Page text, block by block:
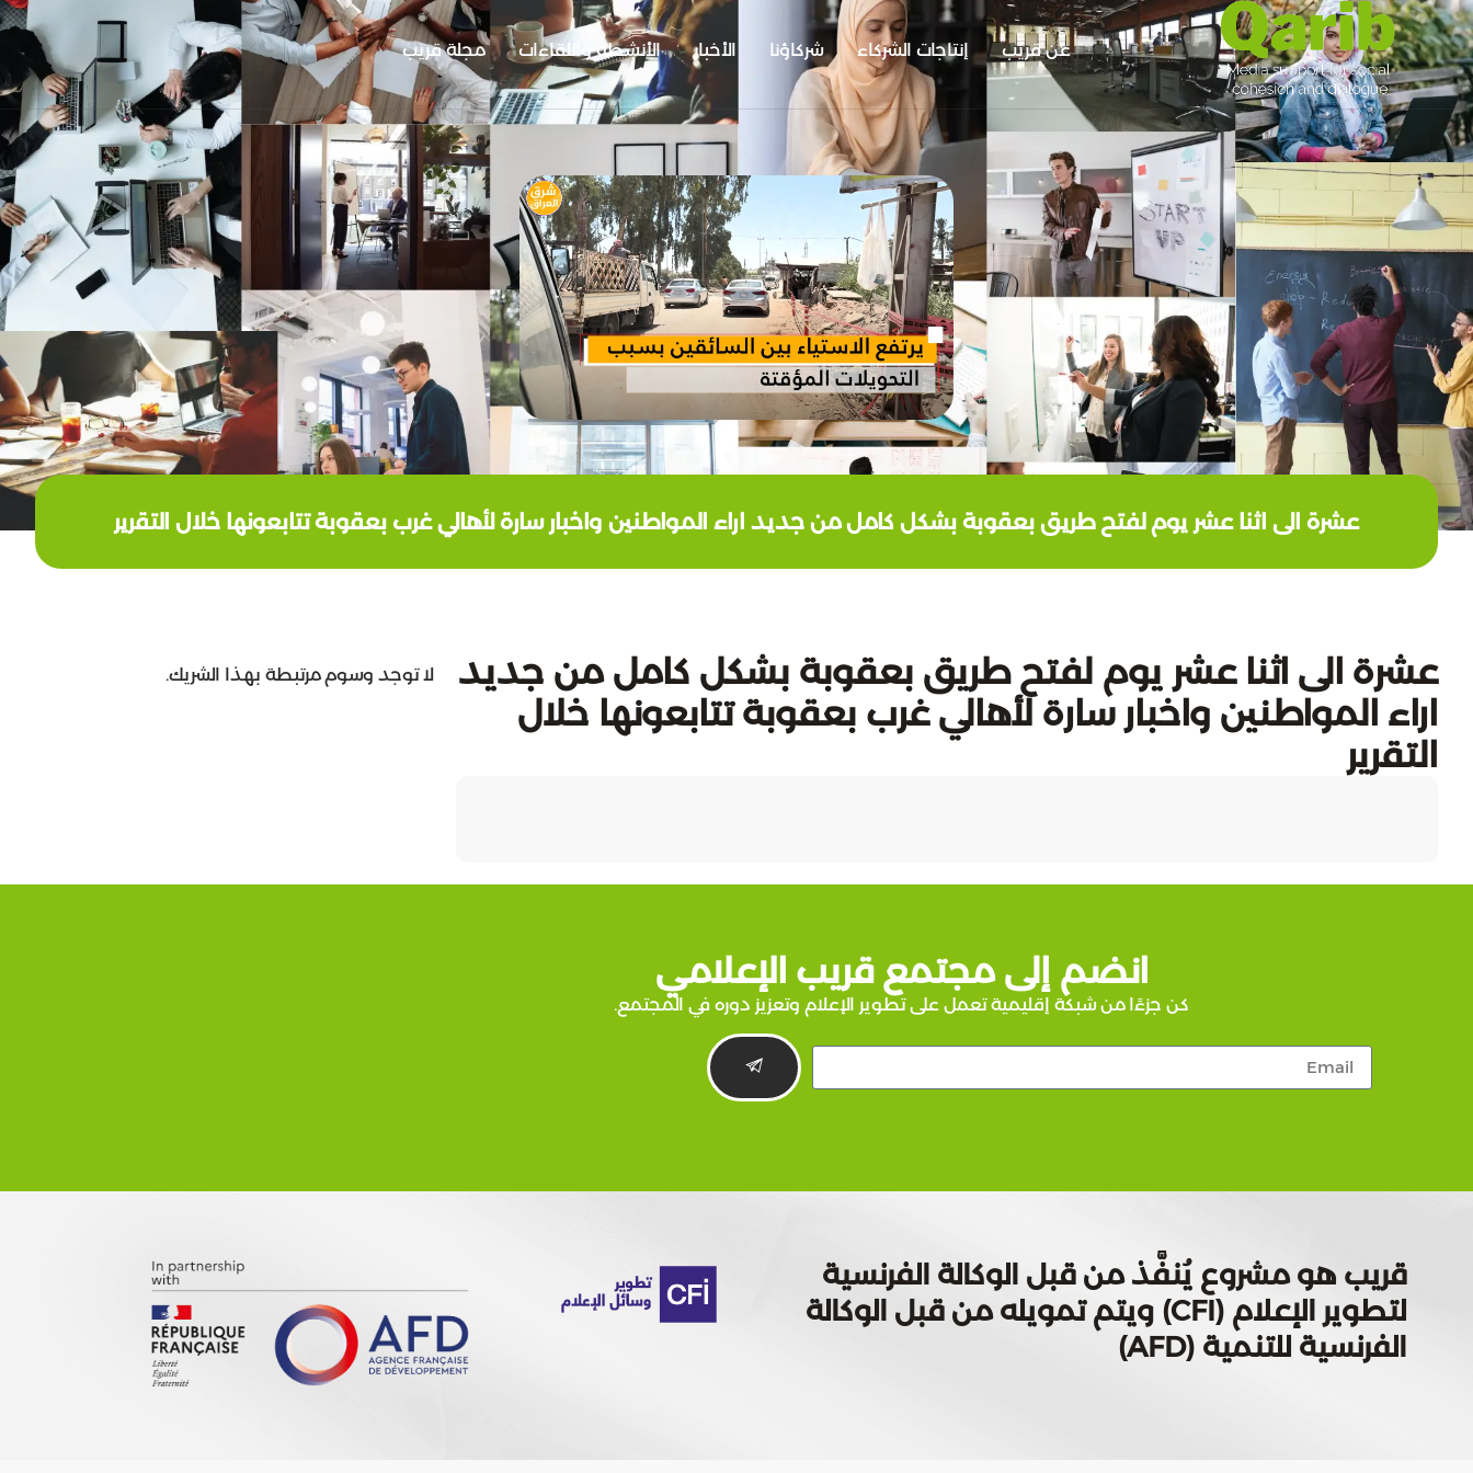
عن قريب إنتاجات الشركاء شركاؤنا الأخبار الأنشطة واللقاءات مجلة قريب
عشرة الى اثنا عشر يوم لفتح طريق بعقوبة بشكل كامل من جديد اراء المواطنين واخبار سارة لأهالي غرب بعقوبة تتابعونها خلال التقرير
عشرة الى اثنا عشر يوم لفتح طريق بعقوبة بشكل كامل من جديد
اراء المواطنين واخبار سارة لأهالي غرب بعقوبة تتابعونها خلال
التقرير
لا توجد وسوم مرتبطة بهذا الشريك.
انضم إلى مجتمع قريب الإعلامي
كن جزءًا من شبكة إقليمية تعمل على تطوير الإعلام وتعزيز دوره في المجتمع.
قريب هو مشروع يُنفَّذ من قبل الوكالة الفرنسية
لتطوير الإعلام (CFI) ويتم تمويله من قبل الوكالة
الفرنسية للتنمية (AFD)